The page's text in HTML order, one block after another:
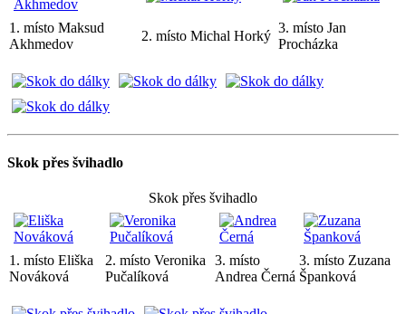
1. místo Maksud
Akhmedov
2. místo Michal Horký
3. místo Jan
Procházka
Skok přes švihadlo
Skok přes švihadlo
1. místo Eliška
Nováková
2. místo Veronika
Pučalíková
3. místo
Andrea Černá
3. místo Zuzana
Španková